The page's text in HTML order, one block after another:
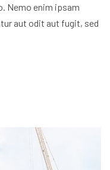
Nemo enim ipsam
aut odit aut fugit, sed